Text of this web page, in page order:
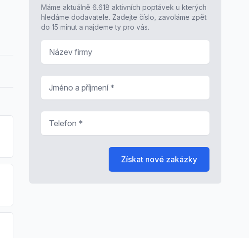
Máme aktuálně 6.618 aktivních poptávek u kterých
hledáme dodavatele. Zadejte číslo, zavoláme zpět
do 15 minut a najdeme ty pro vás.
Získat nové zakázky